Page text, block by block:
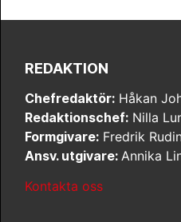
REDAKTION
Chefredaktör: Håkan
Redaktionschef: Nilla
Formgivare: Fredrik
Ansv. utgivare: Annika
Kontakta oss